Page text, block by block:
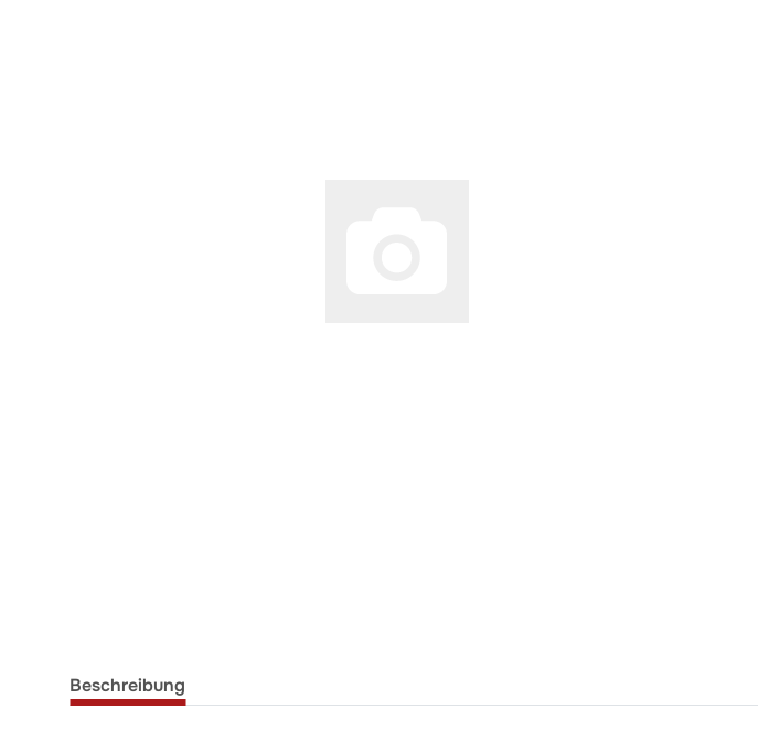
Beschreibung